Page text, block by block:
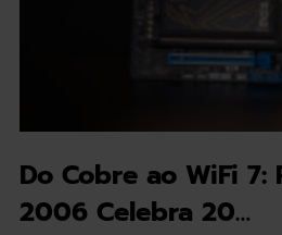
Do Cobre ao WiFi 7:
2006 Celebra 20…